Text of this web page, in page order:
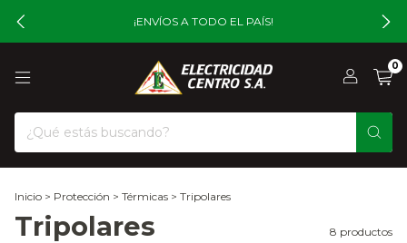
¡ENVÍOS A TODO EL PAÍS!
0
Inicio > Protección > Térmicas > Tripolares
Tripolares 8 productos